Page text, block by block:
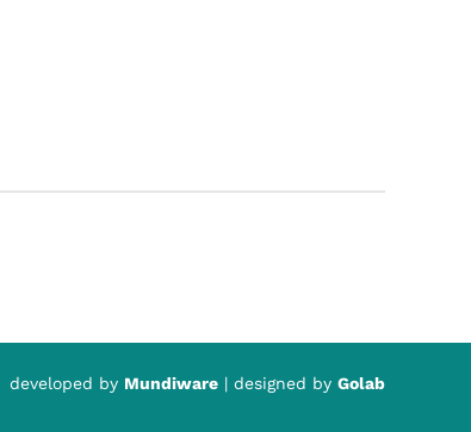
developed by Mundiware | designed by Golab